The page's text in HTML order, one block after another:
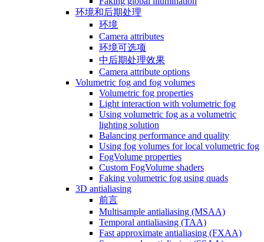
环境和后期处理
环境
Camera attributes
环境可选项
中后期处理效果
Camera attribute options
Volumetric fog and fog volumes
Volumetric fog properties
Light interaction with volumetric fog
Using volumetric fog as a volumetric
lighting solution
Balancing performance and quality
Using fog volumes for local volumetric fog
FogVolume properties
Custom FogVolume shaders
Faking volumetric fog using quads
3D antialiasing
前言
Multisample antialiasing (MSAA)
Temporal antialiasing (TAA)
Fast approximate antialiasing (FXAA)